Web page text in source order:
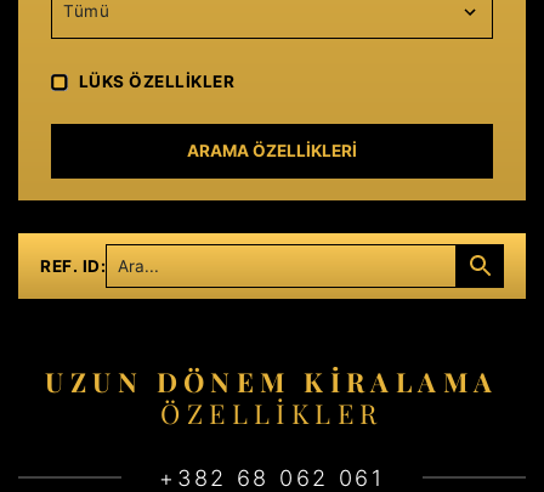
Tümü
LÜKS ÖZELLIKLER
ARAMA ÖZELLIKLERI
REF. ID:
UZUN DÖNEM KIRALAMA
ÖZELLIKLER
+382 68 062 061